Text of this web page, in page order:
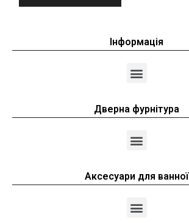
Інформація
Дверна фурнітура
Аксесуари для ванної